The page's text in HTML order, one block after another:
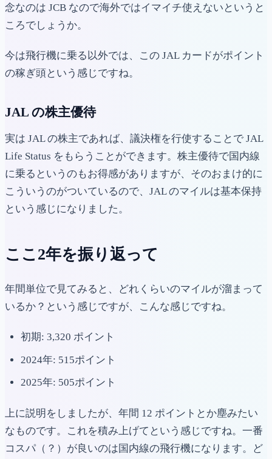
念なのは JCB なので海外ではイマイチ使えないというと
ころでしょうか。
今は飛行機に乗る以外では、この JAL カードがポイント
の稼ぎ頭という感じですね。
JAL の株主優待
実は JAL の株主であれば、議決権を行使することで JAL
Life Status をもらうことができます。株主優待で国内線
に乗るというのもお得感がありますが、そのおまけ的に
こういうのがついているので、JAL のマイルは基本保持
という感じになりました。
ここ2年を振り返って
年間単位で見てみると、どれくらいのマイルが溜まって
いるか？という感じですが、こんな感じですね。
初期: 3,320 ポイント
2024年: 515ポイント
2025年: 505ポイント
上に説明をしましたが、年間 12 ポイントとか塵みたい
なものです。これを積み上げてという感じですね。一番
コスパ（？）が良いのは国内線の飛行機になります。ど